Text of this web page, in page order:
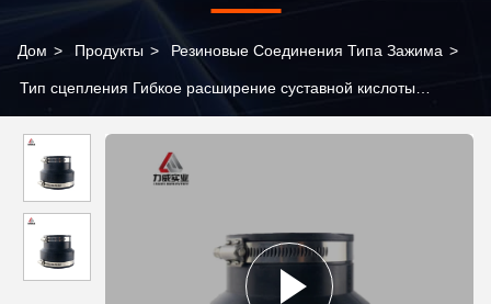
Дом > Продукты > Резиновые Соединения Типа Зажима >
Тип сцепления Гибкое расширение суставной кислоты